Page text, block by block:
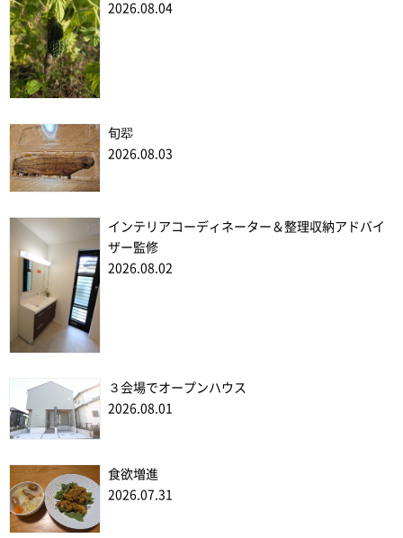
2026.08.04
旬翆
2026.08.03
インテリアコーディネーター＆整理収納アドバイ
ザー監修
2026.08.02
３会場でオープンハウス
2026.08.01
食欲増進
2026.07.31